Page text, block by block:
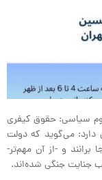
سیاسی: حقوق کیفری
دارد: می‌گوید که دولت
برانند و -از آن مهم‌تر-
جنایت جنگی شده‌اند.